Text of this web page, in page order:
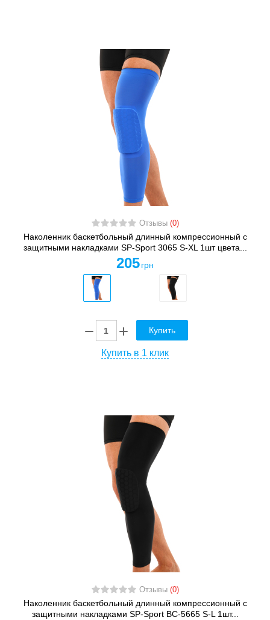
Отзывы (0)
Наколенник баскетбольный длинный компрессионный с
защитными накладками SP-Sport 3065 S-XL 1шт цвета...
205 грн
Купить
Купить в 1 клик
Отзывы (0)
Наколенник баскетбольный длинный компрессионный с
защитными накладками SP-Sport BC-5665 S-L 1шт...